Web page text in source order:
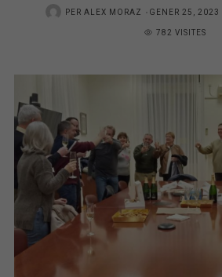
PER ALEX MORAZ
POSTED
ON
GENER 25, 2023
782 VISITES